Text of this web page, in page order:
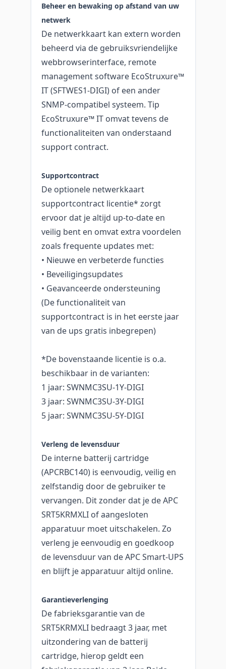
Beheer en bewaking op afstand van uw
netwerk
De netwerkkaart kan extern worden
beheerd via de gebruiksvriendelijke
webbrowserinterface, remote
management software EcoStruxure™
IT (SFTWES1-DIGI) of een ander
SNMP-compatibel systeem. Tip
EcoStruxure™ IT omvat tevens de
functionaliteiten van onderstaand
support contract.
Supportcontract
De optionele netwerkkaart
supportcontract licentie* zorgt
ervoor dat je altijd up-to-date en
veilig bent en omvat extra voordelen
zoals frequente updates met:
• Nieuwe en verbeterde functies
• Beveiligingsupdates
• Geavanceerde ondersteuning
(De functionaliteit van
supportcontract is in het eerste jaar
van de ups gratis inbegrepen)
*De bovenstaande licentie is o.a.
beschikbaar in de varianten:
1 jaar: SWNMC3SU-1Y-DIGI
3 jaar: SWNMC3SU-3Y-DIGI
5 jaar: SWNMC3SU-5Y-DIGI
Verleng de levensduur
De interne batterij cartridge
(APCRBC140) is eenvoudig, veilig en
zelfstandig door de gebruiker te
vervangen. Dit zonder dat je de APC
SRT5KRMXLI of aangesloten
apparatuur moet uitschakelen. Zo
verleng je eenvoudig en goedkoop
de levensduur van de APC Smart-UPS
en blijft je apparatuur altijd online.
Garantieverlenging
De fabrieksgarantie van de
SRT5KRMXLI bedraagt 3 jaar, met
uitzondering van de batterij
cartridge, hierop geldt een